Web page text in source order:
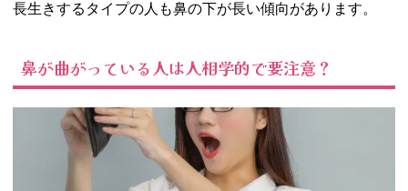
長生きするタイプの人も鼻の下が長い傾向があります。
鼻が曲がっている人は人相学的で要注意？